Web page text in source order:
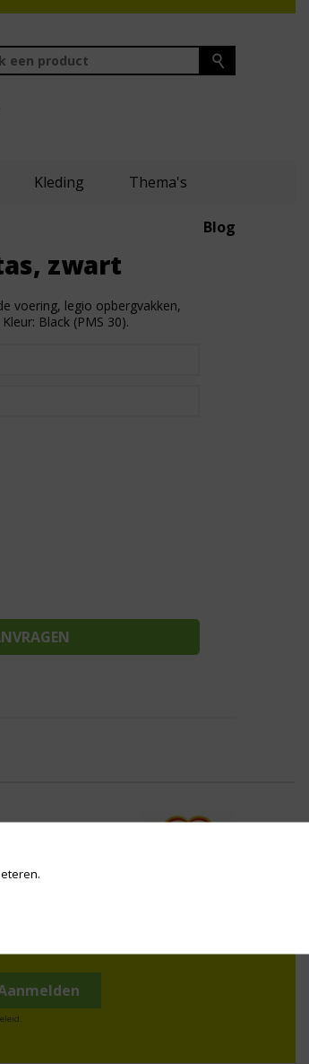
Kleding Thema's
Blog
zwart
voering, legio opbergvakken,
Black (PMS 30).